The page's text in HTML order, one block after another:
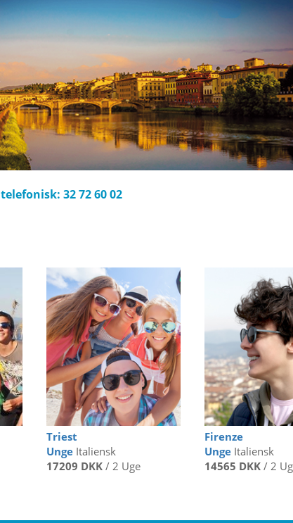
: 32 72 60 02
Triest
Unge Italiensk
17209 DKK / 2 Uge
Firenze
Unge Italiensk
14565 DKK / 2